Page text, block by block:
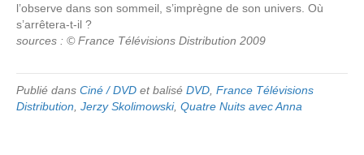
l’observe dans son sommeil, s’imprègne de son univers. Où
s’arrêtera-t-il ?
sources : © France Télévisions Distribution 2009
Publié dans Ciné / DVD et balisé DVD France Télévisions
Distribution Jerzy Skolimowski, Quatre Nuits avec Anna